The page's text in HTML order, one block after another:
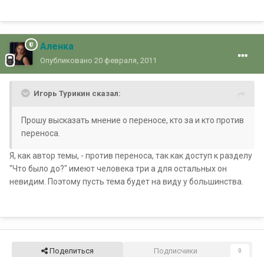
Аленка
Опубликовано 20 февраля, 2011
Игорь Турикин сказал:
Прошу высказать мнение о переносе, кто за и кто против
переноса.
Я, как автор темы, - против переноса, так как доступ к разделу
"Что было до?" имеют человека три а для остальных он
невидим. Поэтому пусть тема будет на виду у большинства.
Поделиться Подписчики 0